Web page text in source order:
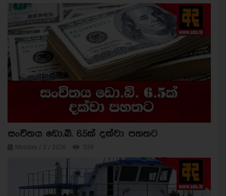
සංචිතය ඩො.බි. 6.5ක් දක්වා පහතට
Monday / 3 / 2026 339